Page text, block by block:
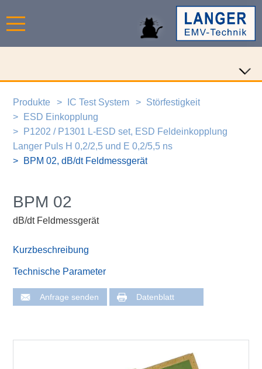
Produkte IC Test System
Störfestigkeit
ESD Einkopplung
P1202 / P1301 L-ESD set, ESD Feldeinkopplung
Langer Puls H 0,2/2,5 und E 0,2/5,5 ns
BPM 02, dB/dt Feldmessgerät
BPM 02
dB/dt Feldmessgerät
Kurzbeschreibung
Technische Parameter
Anfrage senden Datenblatt